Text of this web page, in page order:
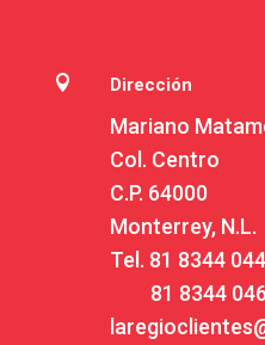
 Dirección
Mariano
Col. Centro
C.P. 64000
Monterrey, N.L.
Tel. 81 8344
81 8344